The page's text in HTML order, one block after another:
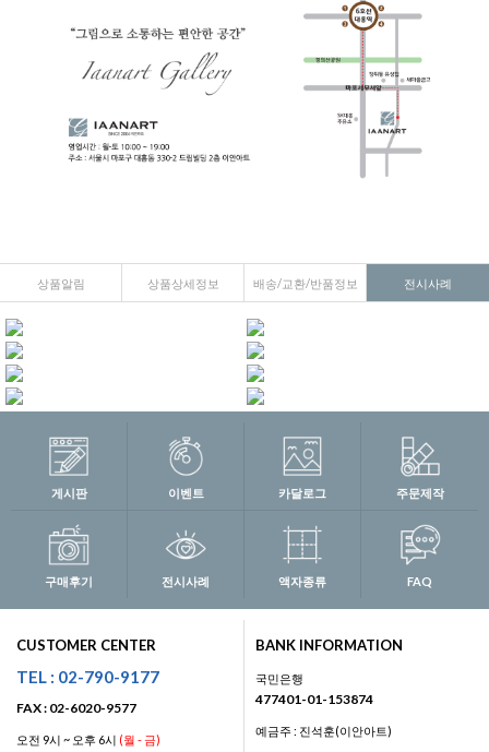
상품알림 상품상세정보 배송/교환/반품정보 전시사례
게시판 이벤트 카달로그 주문제작
구매후기 전시사례 액자종류 FAQ
CUSTOMER CENTER
TEL : 02-790-9177
FAX : 02-6020-9577
오전 9시 ~ 오후 6시 (월 - 금)
BANK INFORMATION
국민은행
477401-01-153874
예금주 : 진석훈(이안아트)